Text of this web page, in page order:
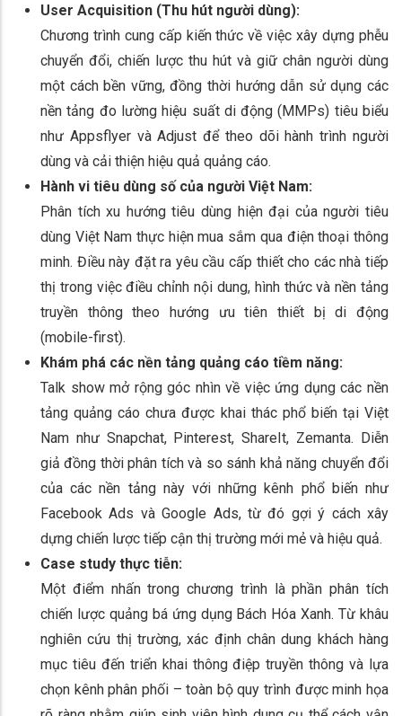
User Acquisition (Thu hút người dùng):
Chương trình cung cấp kiến thức về việc xây dựng phễu
chuyển đổi, chiến lược thu hút và giữ chân người dùng
một cách bền vững, đồng thời hướng dẫn sử dụng các
nền tảng đo lường hiệu suất di động (MMPs) tiêu biểu
như Appsflyer và Adjust để theo dõi hành trình người
dùng và cải thiện hiệu quả quảng cáo.
Hành vi tiêu dùng số của người Việt Nam:
Phân tích xu hướng tiêu dùng hiện đại của người tiêu
dùng Việt Nam thực hiện mua sắm qua điện thoại thông
minh. Điều này đặt ra yêu cầu cấp thiết cho các nhà tiếp
thị trong việc điều chỉnh nội dung, hình thức và nền tảng
truyền thông theo hướng ưu tiên thiết bị di động
(mobile-first).
Khám phá các nền tảng quảng cáo tiềm năng:
Talk show mở rộng góc nhìn về việc ứng dụng các nền
tảng quảng cáo chưa được khai thác phổ biến tại Việt
Nam như Snapchat, Pinterest, ShareIt, Zemanta. Diễn
giả đồng thời phân tích và so sánh khả năng chuyển đổi
của các nền tảng này với những kênh phổ biến như
Facebook Ads và Google Ads, từ đó gợi ý cách xây
dựng chiến lược tiếp cận thị trường mới mẻ và hiệu quả.
Case study thực tiễn:
Một điểm nhấn trong chương trình là phần phân tích
chiến lược quảng bá ứng dụng Bách Hóa Xanh. Từ khâu
nghiên cứu thị trường, xác định chân dung khách hàng
mục tiêu đến triển khai thông điệp truyền thông và lựa
chọn kênh phân phối – toàn bộ quy trình được minh họa